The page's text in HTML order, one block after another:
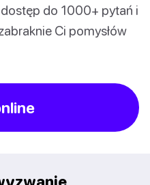
do 1000+ pytań i
Ci pomysłów